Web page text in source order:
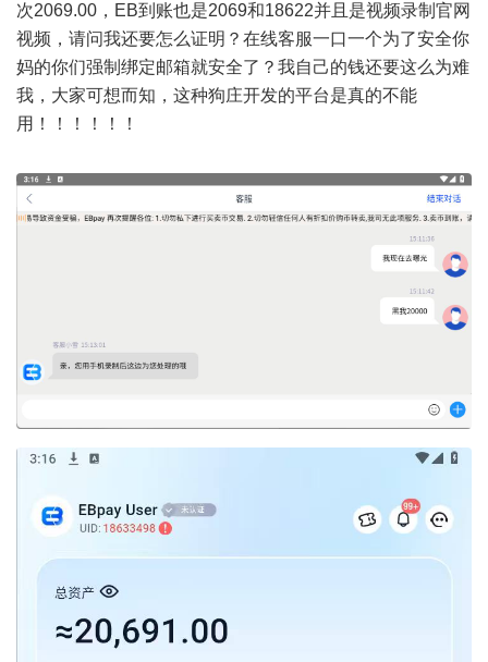
次2069.00，EB到账也是2069和18622并且是视频录制官网
视频，请问我还要怎么证明？在线客服一口一个为了安全你
妈的你们强制绑定邮箱就安全了？我自己的钱还要这么为难
我，大家可想而知，这种狗庄开发的平台是真的不能
用！！！！！！